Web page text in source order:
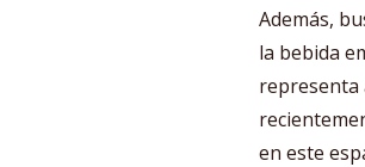
Además,
la bebida
representa
en este